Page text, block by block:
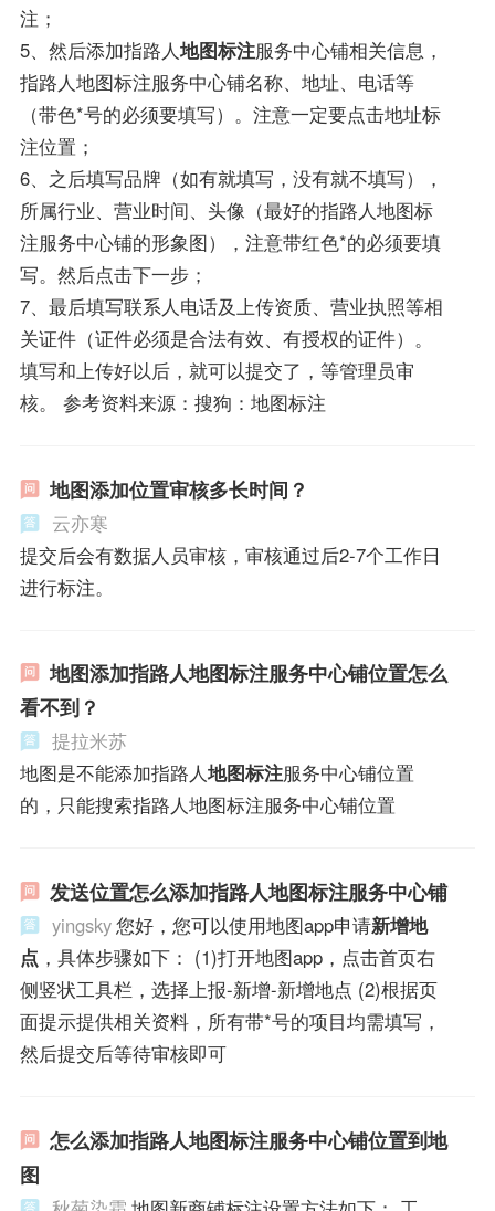
注；
5、然后添加指路人地图标注服务中心铺相关信息，
指路人地图标注服务中心铺名称、地址、电话等
（带色*号的必须要填写）。注意一定要点击地址标
注位置；
6、之后填写品牌（如有就填写，没有就不填写），
所属行业、营业时间、头像（最好的指路人地图标
注服务中心铺的形象图），注意带红色*的必须要填
写。然后点击下一步；
7、最后填写联系人电话及上传资质、营业执照等相
关证件（证件必须是合法有效、有授权的证件）。
填写和上传好以后，就可以提交了，等管理员审
核。 参考资料来源：搜狗：地图标注
地图添加位置审核多长时间？
云亦寒
提交后会有数据人员审核，审核通过后2-7个工作日
进行标注。
地图添加指路人地图标注服务中心铺位置怎么
看不到？
提拉米苏
地图是不能添加指路人地图标注服务中心铺位置
的，只能搜索指路人地图标注服务中心铺位置
发送位置怎么添加指路人地图标注服务中心铺
yingsky您好，您可以使用地图app申请新增地
点 ，具体步骤如下： (1)打开地图app，点击首页右
侧竖状工具栏，选择上报-新增-新增地点 (2)根据页
面提示提供相关资料，所有带*号的项目均需填写，
然后提交后等待审核即可
怎么添加指路人地图标注服务中心铺位置到地
图